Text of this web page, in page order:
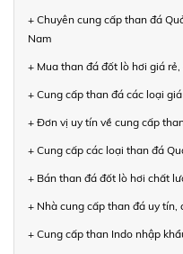
+ Chuyên cung cấp than đá
Nam
+ Mua than đá đốt lò hơi giá
+ Cung cấp than đá các loại
+ Đơn vị uy tín về cung cấp
+ Cung cấp các loại than đá
+ Bán than đá đốt lò hơi chất
+ Nhà cung cấp than đá uy
+ Cung cấp than Indo nhập